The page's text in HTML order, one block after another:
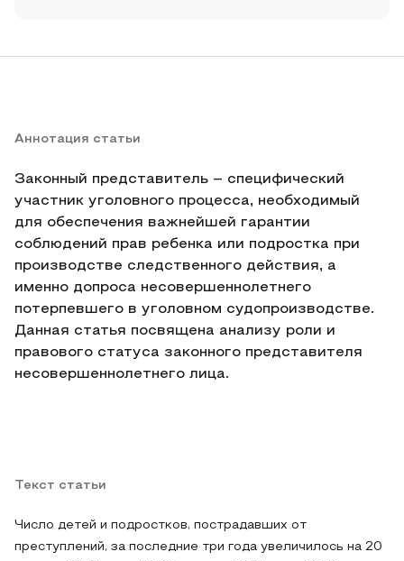
Аннотация статьи
Законный представитель – специфический
участник уголовного процесса, необходимый
для обеспечения важнейшей гарантии
соблюдений прав ребенка или подростка при
производстве следственного действия, а
именно допроса несовершеннолетнего
потерпевшего в уголовном судопроизводстве.
Данная статья посвящена анализу роли и
правового статуса законного представителя
несовершеннолетнего лица.
Текст статьи
Число детей и подростков, пострадавших от
преступлений, за последние три года увеличилось на 20